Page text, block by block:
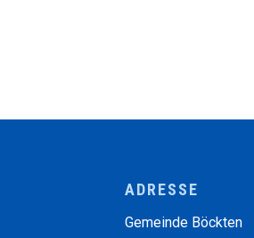
ADRESSE
Gemeinde Böckten